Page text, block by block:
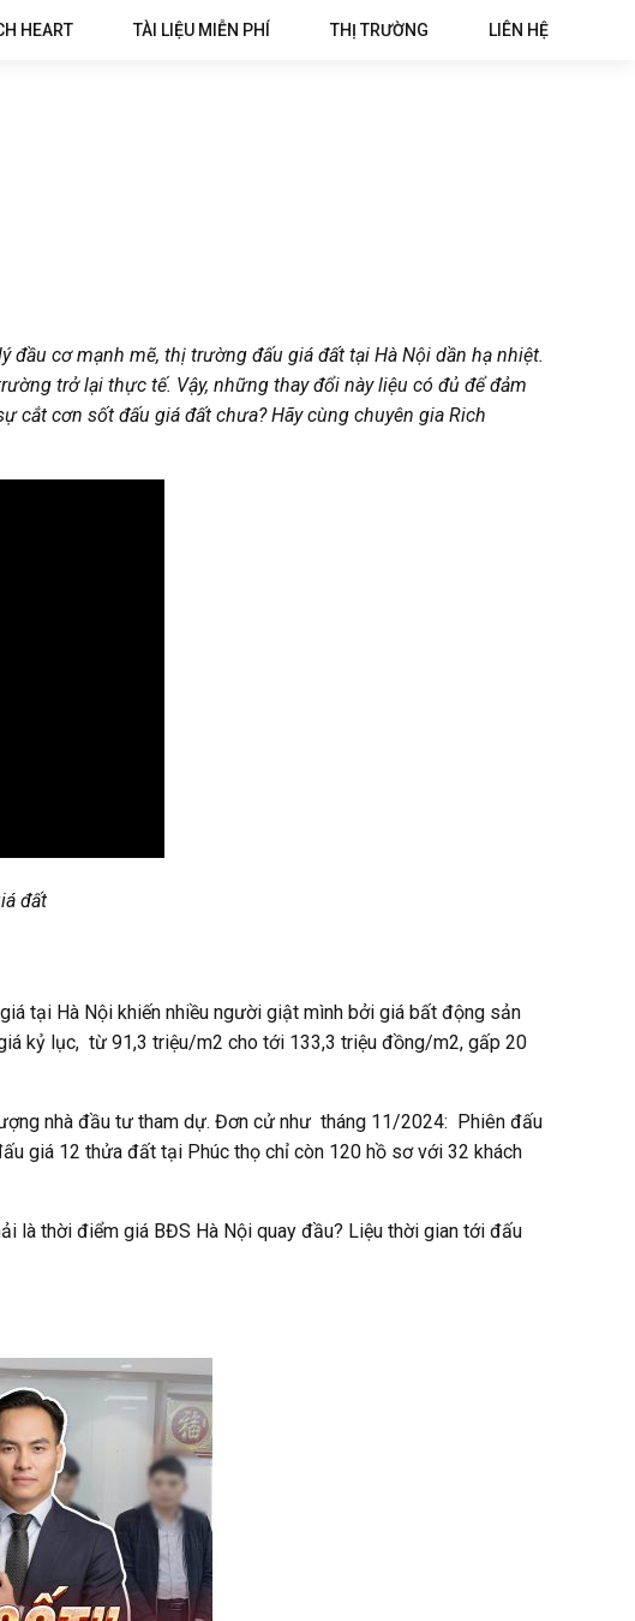
HEART TÀI LIỆU MIỄN PHÍ THỊ TRƯỜNG LIÊN HỆ
cơ mạnh mẽ, thị trường đấu giá đất tại Hà Nội dần hạ nhiệt.
trở lại thực tế. Vậy, những thay đổi này liệu có đủ để đảm
cơn sốt đấu giá đất chưa? Hãy cùng chuyên gia Rich
đất
tại Hà Nội khiến nhiều người giật mình bởi giá bất động sản
kỷ lục, từ 91,3 triệu/m2 cho tới 133,3 triệu đồng/m2, gấp 20
nhà đầu tư tham dự. Đơn cử như tháng 11/2024: Phiên đấu
giá 12 thửa đất tại Phúc thọ chỉ còn 120 hồ sơ với 32 khách
là thời điểm giá BĐS Hà Nội quay đầu? Liệu thời gian tới đấu